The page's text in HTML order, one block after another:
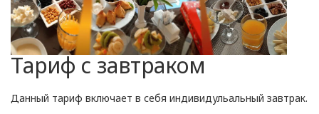
Тариф с завтраком
Данный тариф включает в себя индивидульальный завтрак.